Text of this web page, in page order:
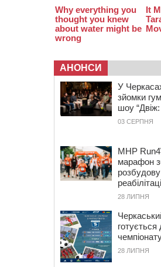
АНОНСИ
У
зйомки
шоу “Двіж:
03 СЕРПНЯ
MHP
марафон
28 ЛИПНЯ
готується
28 ЛИПНЯ